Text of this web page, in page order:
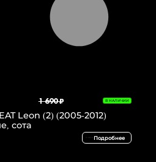
1 690 ₽ В НАЛИЧИИ
Leon (2) (2005-2012)
сота
Подробнее